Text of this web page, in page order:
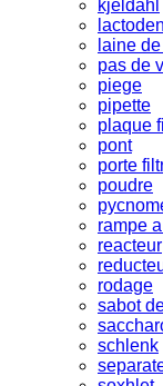
kjeldahl
laine
pas de
piege
pipette
plaque
pont
porte
poudre
rampe
reacteur
rodage
sabot
schlenk